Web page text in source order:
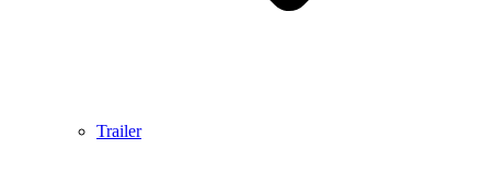
Trailer